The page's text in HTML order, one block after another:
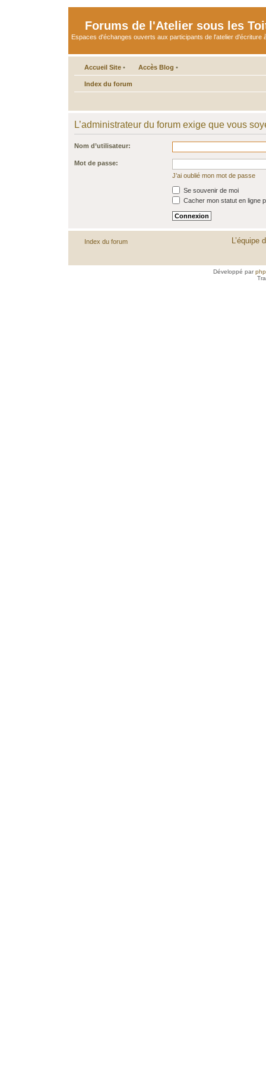
Forums de l'Atelier sous les
Espaces d'échanges ouverts aux participants de l'atelier d'écriture
Accueil Site • Accès Blog •
Index du forum
L’administrateur du forum exige que vous
Nom d’utilisateur:
Mot de passe:
J’ai oublié mon mot de passe
Se souvenir de moi
Cacher mon statut en ligne
Index du forum L’équipe
Développé par